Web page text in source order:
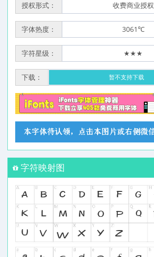
授权形式： 收费商业授权
字体热度： 3061℃
字符星级： ★★★
下载： 暂不支持下载
字符映射图